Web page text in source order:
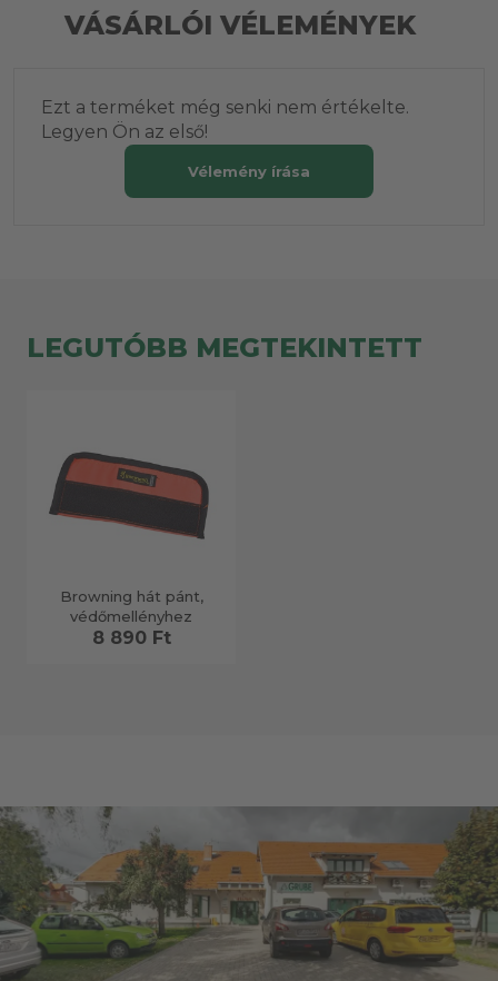
VÁSÁRLÓI VÉLEMÉNYEK
Ezt a terméket még senki nem értékelte.
Legyen Ön az első!
Vélemény írása
LEGUTÓBB MEGTEKINTETT
Browning hát pánt,
védőmellényhez
8 890 Ft